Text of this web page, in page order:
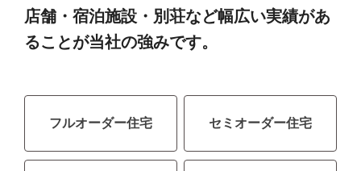
店舗・宿泊施設・別荘など幅広い実績があ
ることが当社の強みです。
フルオーダー住宅 セミオーダー住宅